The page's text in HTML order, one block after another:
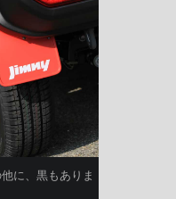
に、黒もありま